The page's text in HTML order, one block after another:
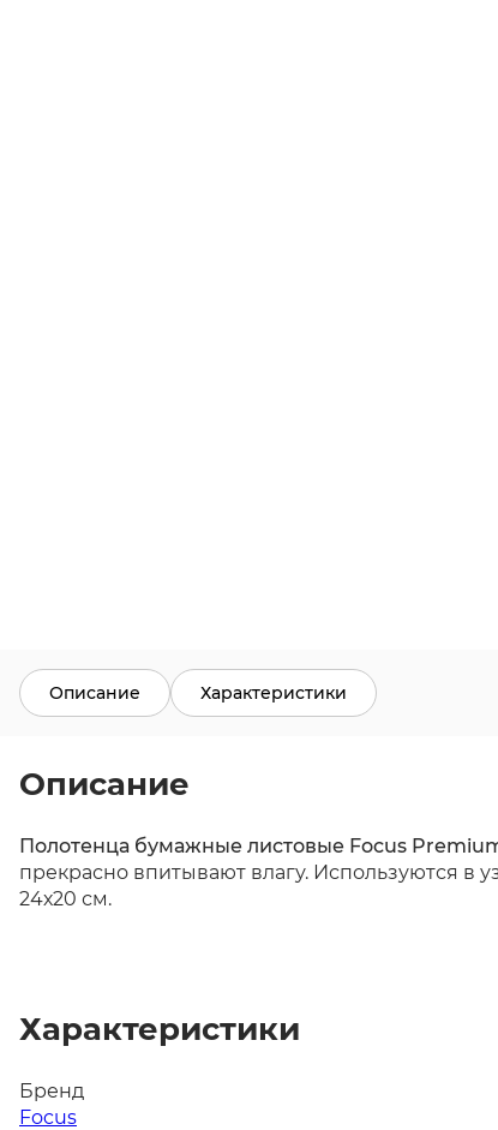
Описание Характеристики
Описание
Полотенца бумажные листовые Focus
прекрасно впитывают влагу. Используются в
24х20 см.
Характеристики
Бренд
Focus